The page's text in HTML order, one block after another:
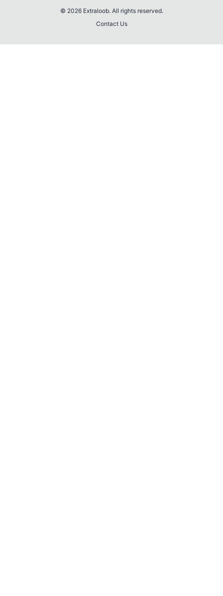
© 2026 Extraloob. All rights reserved.
Contact Us